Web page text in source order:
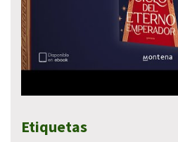
Etiquetas